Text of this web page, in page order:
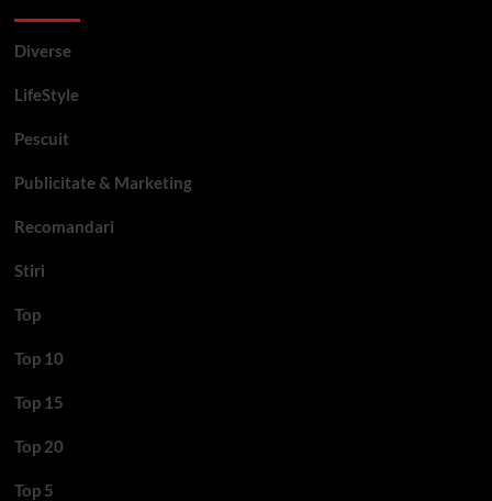
Diverse
LifeStyle
Pescuit
Publicitate & Marketing
Recomandari
Stiri
Top
Top 10
Top 15
Top 20
Top 5